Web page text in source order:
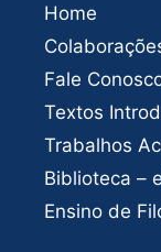
Home
Fale
Textos
Trabalhos
Biblioteca –
Ensino de